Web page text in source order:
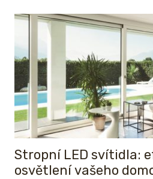
Stropní LED svítidla:
osvětlení vašeho